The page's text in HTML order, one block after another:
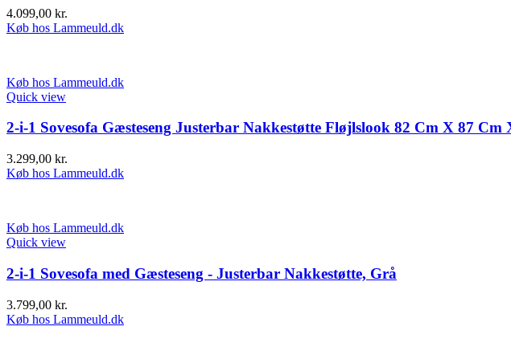
4.099,00 kr.
Køb hos Lammeuld.dk
Køb hos Lammeuld.dk
Quick view
2-i-1 Sovesofa Gæsteseng Justerbar Nakkestøtte Fløjlslook 82 Cm X 87 Cm
3.299,00 kr.
Køb hos Lammeuld.dk
Køb hos Lammeuld.dk
Quick view
2-i-1 Sovesofa med Gæsteseng - Justerbar Nakkestøtte, Grå
3.799,00 kr.
Køb hos Lammeuld.dk